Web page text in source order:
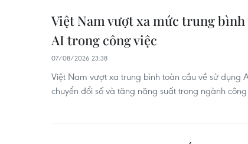
Việt Nam vượt xa mức trung bình
AI trong công việc
07/08/2026 23:38
Việt Nam vượt xa trung bình toàn cầu về sử dụng
chuyển đổi số và tăng năng suất trong ngành